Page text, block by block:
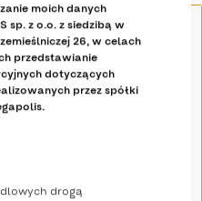
moich danych
sp. z o.o. z siedzibą w
26, w celach
przedstawianie
dotyczących
przez spółki
drogą